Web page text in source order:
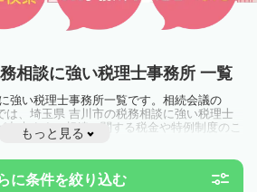
相談に強い税理士事務所 一覧
強い税理士事務所一覧です。相続会議の
は、埼玉県 吉川市の税務相談に強い税理士
出来ます。相続に関する税金や特例制度のこ
談してみましょう。
もっと見る
に条件を絞り込む